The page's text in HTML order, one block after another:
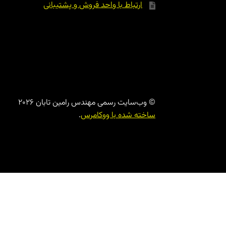
ارتباط با واحد فروش و پشتیبانی
© وب‌سایت رسمی مهندس رامین تابان 2026
ساخته شده با ووکامرس.